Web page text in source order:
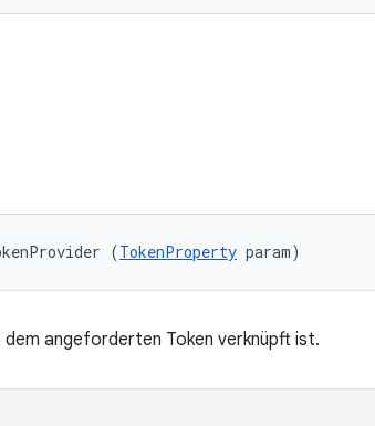
(TokenProperty param)
dem angeforderten Token verknüpft ist.